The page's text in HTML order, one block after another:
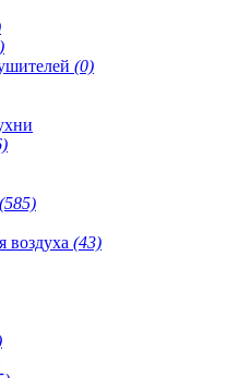
(0)
(585)
воздуха (43)